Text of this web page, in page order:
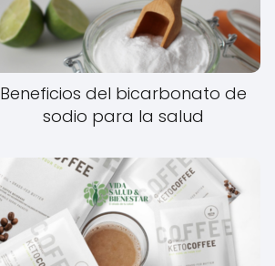
Beneficios del bicarbonato de
sodio para la salud